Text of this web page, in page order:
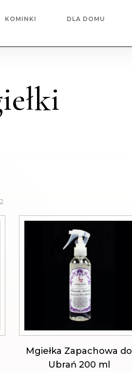
KOMINKI DLA DOMU
Mgiełka Zapachowa do
Ubrań 200 ml